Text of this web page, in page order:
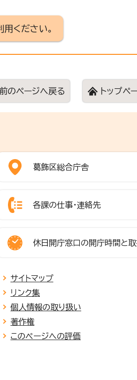
ください。
のページへ戻る トップペ
葛飾区総合庁舎
各課の仕事・連絡先
休日開庁窓口の開庁時間と
サイトマップ
リンク集
個人情報の取り扱い
著作権
このページへの評価